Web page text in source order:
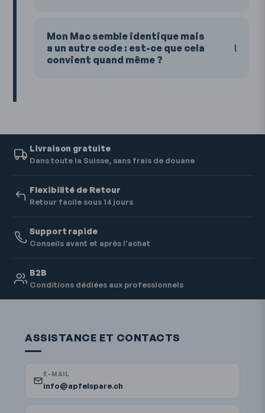
Mon Mac semble identique mais
a un autre code : est-ce que cela
convient quand même ?
Livraison gratuite
Dans toute la Suisse, sans frais de douane
Flexibilité de Retour
Retour facile sous 14 jours
Support rapide
Conseils avant et après l'achat
B2B
Conditions dédiées aux professionnels
ASSISTANCE ET CONTACTS
E-MAIL
info@apfelspare.ch